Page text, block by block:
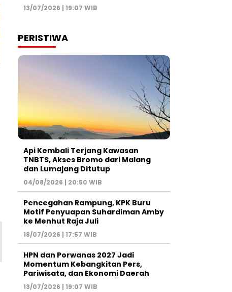
13/07/2026 | 19:07 WIB
PERISTIWA
Api Kembali Terjang Kawasan
TNBTS, Akses Bromo dari Malang
dan Lumajang Ditutup
04/08/2026 | 20:50 WIB
Pencegahan Rampung, KPK Buru
Motif Penyuapan Suhardiman Amby
ke Menhut Raja Juli
18/07/2026 | 17:57 WIB
HPN dan Porwanas 2027 Jadi
Momentum Kebangkitan Pers,
Pariwisata, dan Ekonomi Daerah
13/07/2026 | 19:07 WIB